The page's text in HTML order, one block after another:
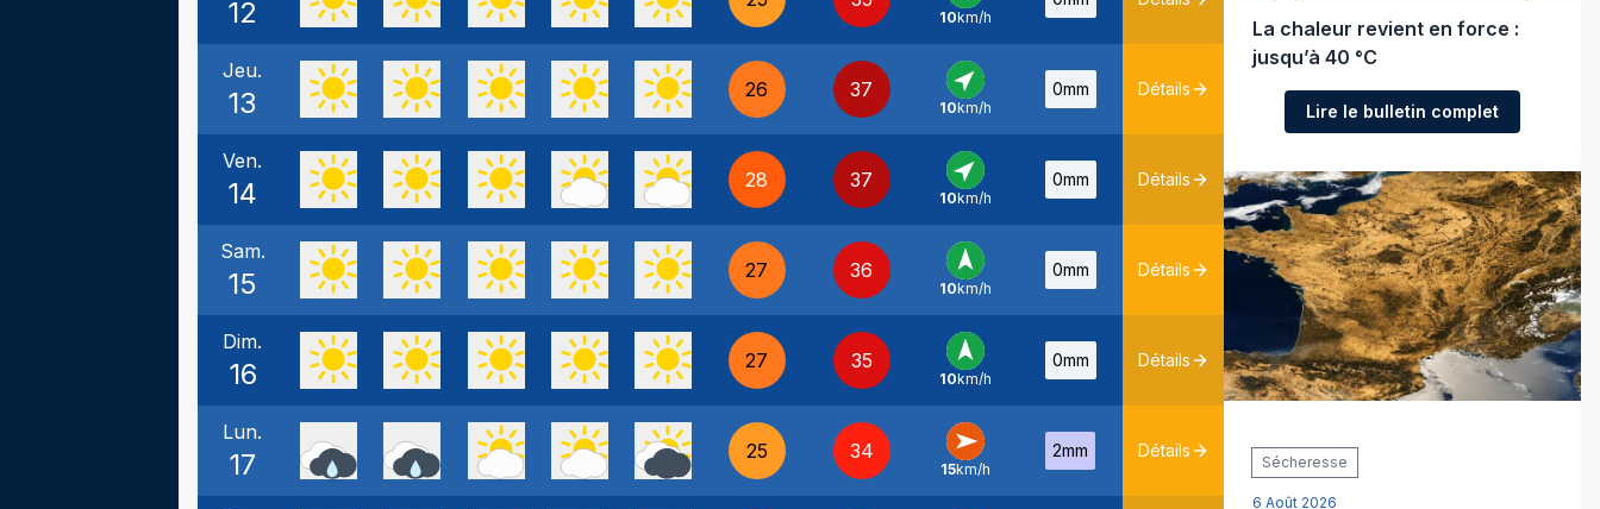
12 S -
10km/h
Jeu.
13 26 37
SO -
10km/h
0mm Détails
Ven.
14 28 37
SO -
10km/h
0mm Détails
Sam.
15 27 36
S -
10km/h
0mm Détails
Dim.
16 27 35
S -
10km/h
0mm Détails
Lun.
17 25 34
O -
15km/h
2mm Détails
La chaleur revient en force :
jusqu’à 40 °C
Lire le bulletin complet
Sécheresse
6 Août 2026